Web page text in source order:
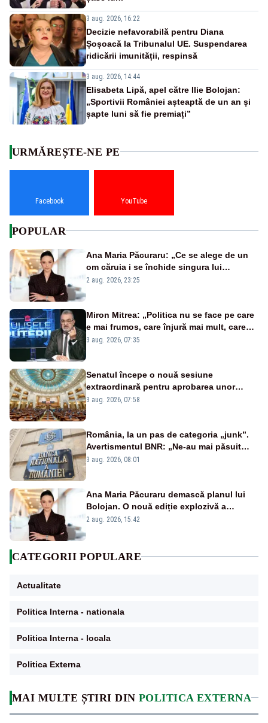
3 aug. 2026, 16:22
Decizie nefavorabilă pentru Diana
Șoșoacă la Tribunalul UE. Suspendarea
ridicării imunității, respinsă
3 aug. 2026, 14:44
Elisabeta Lipă, apel către Ilie Bolojan:
„Sportivii României așteaptă de un an și
șapte luni să fie premiați”
MAI MULTE ȘTIRI DIN POLITICA EXTERNA
URMĂREȘTE-NE PE
Facebook YouTube
POPULAR
Ana Maria Păcuraru: „Ce se alege de un
om căruia i se închide singura lui
portiță?”
2 aug. 2026, 23:25
Miron Mitrea: „Politica nu se face pe care
e mai frumos, care înjură mai mult, care
țipă mai tare, ci pe proiecte”
3 aug. 2026, 07:35
Senatul începe o nouă sesiune
extraordinară pentru aprobarea unor
jaloane din PNRR
3 aug. 2026, 07:58
România, la un pas de categoria „junk”.
Avertismentul BNR: „Ne-au mai păsuit
pentru câteva luni”
3 aug. 2026, 08:01
Ana Maria Păcuraru demască planul lui
Bolojan. O nouă ediție explozivă a
emisiunii „Miza Zilei” la Realitatea PLUS
2 aug. 2026, 15:42
CATEGORII POPULARE
Actualitate
Politica Interna - nationala
Politica Interna - locala
Politica Externa